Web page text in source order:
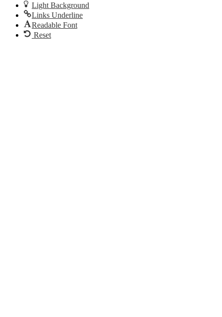
Light Background
Links Underline
Readable Font
Reset